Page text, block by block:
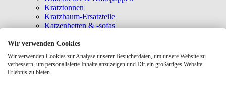
Kratztonnen
Kratzbaum-Ersatzteile
Katzenbetten & -sofas
Katzenhäuser
Hängematten & Fensterliegeplätze
Katzendecken & -matten
Baldrian- & Catnipspielzeug
Wir verwenden Cookies
Wir verwenden Cookies zur Analyse unserer Besucherdaten, um unsere Website zu
verbessern, um personalisierte Inhalte anzuzeigen und Dir ein großartiges Website-
Erlebnis zu bieten.